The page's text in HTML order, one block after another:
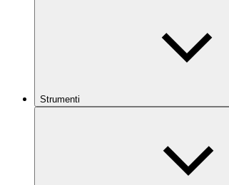
Strumenti